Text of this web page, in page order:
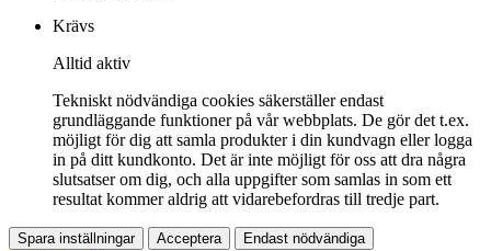
Krävs
Alltid aktiv
Tekniskt nödvändiga cookies säkerställer endast
grundläggande funktioner på vår webbplats. De gör det t.ex.
möjligt för dig att samla produkter i din kundvagn eller logga
in på ditt kundkonto. Det är inte möjligt för oss att dra några
slutsatser om dig, och alla uppgifter som samlas in som ett
resultat kommer aldrig att vidarebefordras till tredje part.
Spara inställningar Acceptera Endast nödvändiga